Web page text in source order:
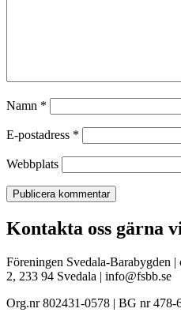
Namn *
E-postadress *
Webbplats
Kontakta oss gärna
Föreningen Svedala-Barabygden
2, 233 94 Svedala | info@fsbb.se
Org.nr 802431-0578 | BG nr 478-